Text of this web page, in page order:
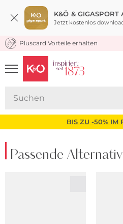
K&Ö & GIGASPORT
Jetzt kostenlos
KOSTENLOSER
Pluscard Vorteile erhalten
UNSERE APP
CLICK &
BIS ZU -50% IM
Passende